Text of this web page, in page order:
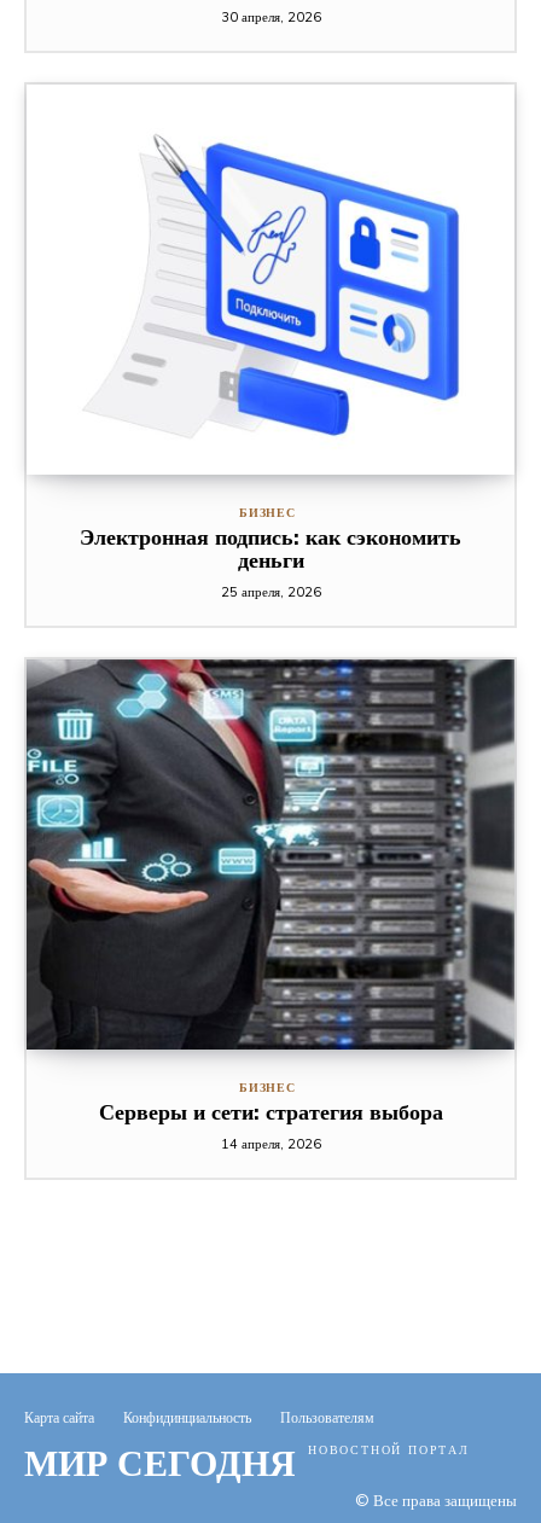
30 апреля, 2026
БИЗНЕС
Электронная подпись: как сэкономить
деньги
25 апреля, 2026
БИЗНЕС
Серверы и сети: стратегия выбора
14 апреля, 2026
Карта сайта Конфидинциальность Пользователям
МИР СЕГОДНЯ НОВОСТНОЙ ПОРТАЛ
© Все права защищены